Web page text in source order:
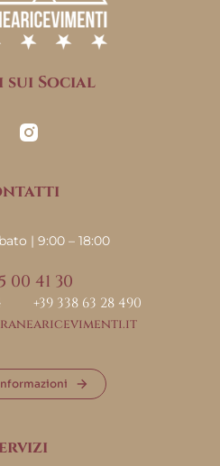
sui Social
| 9:00 – 18:00
00 41 30
+39 338 63 28 490